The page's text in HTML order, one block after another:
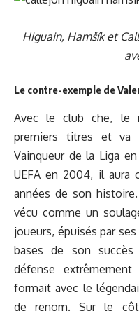
Higuain, Hamšík et
Le contre-exemple de
Avec le club che, le
premiers titres et va
Vainqueur de la Liga
UEFA en 2004, il aura
années de son
vécu comme un
joueurs, épuisés par
bases de son
défense extrêmement
formait avec le
de renom. Sur le